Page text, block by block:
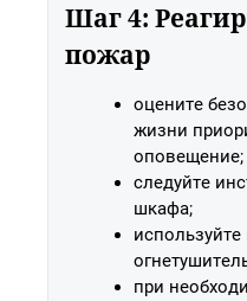
Шаг 4:
пожар
оцените
жизни
оповещение;
следуйте
шкафа;
при